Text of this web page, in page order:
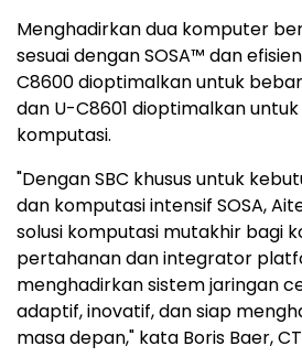
Menghadirkan dua komputer
sesuai dengan SOSA™ dan
C8600 dioptimalkan untuk
dan U-C8601 dioptimalkan
komputasi.
"Dengan SBC khusus untuk
dan komputasi intensif SOSA,
solusi komputasi mutakhir bagi
pertahanan dan integrator
menghadirkan sistem jaringan
adaptif, inovatif, dan siap
masa depan," kata Boris Baer,